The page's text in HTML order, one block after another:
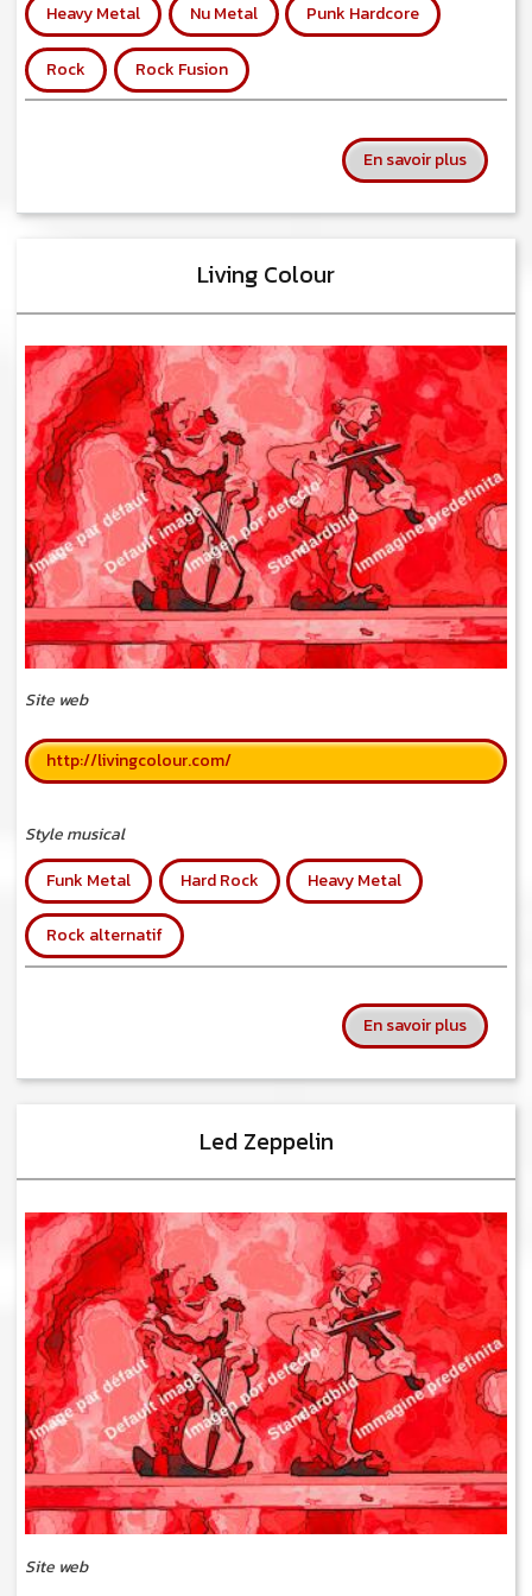
Heavy Metal Nu Metal Punk Hardcore
Rock Rock Fusion
En savoir plussur
Living Colour
Site web
http://livingcolour.com/
Style musical
Funk Metal
Hard Rock Heavy Metal
Rock alternatif
En savoir plussur
Led Zeppelin
Site web